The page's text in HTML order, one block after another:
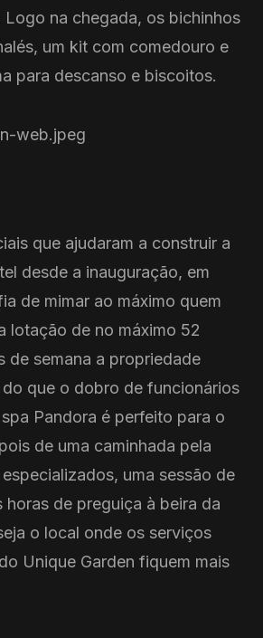
Logo na chegada, os bichinhos
um kit com comedouro e
para descanso e biscoitos.
que ajudaram a construir a
desde a inauguração, em
de mimar ao máximo quem
lotação de no máximo 52
de semana a propriedade
que o dobro de funcionários
Pandora é perfeito para o
de uma caminhada pela
uma sessão de
horas de preguiça à beira da
o local onde os serviços
Unique Garden fiquem mais